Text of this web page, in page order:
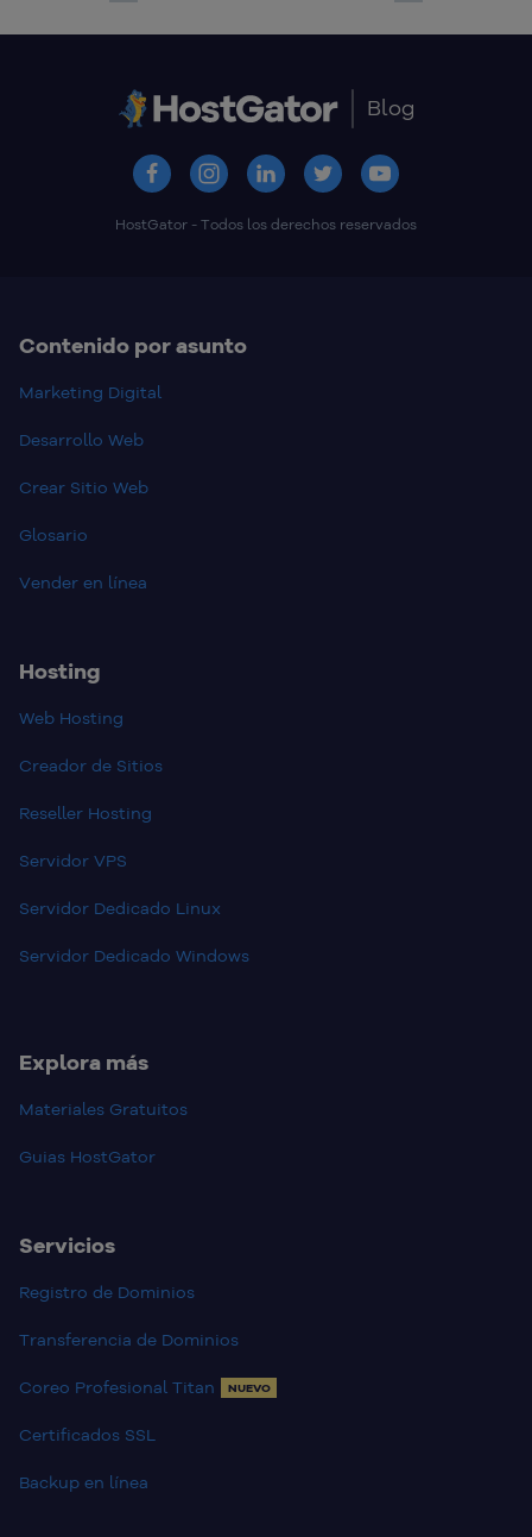
Blog
HostGator - Todos los derechos reservados
Contenido por asunto
Marketing Digital
Desarrollo Web
Crear Sitio Web
Glosario
Vender en línea
Hosting
Web Hosting
Creador de Sitios
Reseller Hosting
Servidor VPS
Servidor Dedicado Linux
Servidor Dedicado Windows
Explora más
Materiales Gratuitos
Guias HostGator
Servicios
Registro de Dominios
Transferencia de Dominios
Coreo Profesional Titan NUEVO
Certificados SSL
Backup en línea